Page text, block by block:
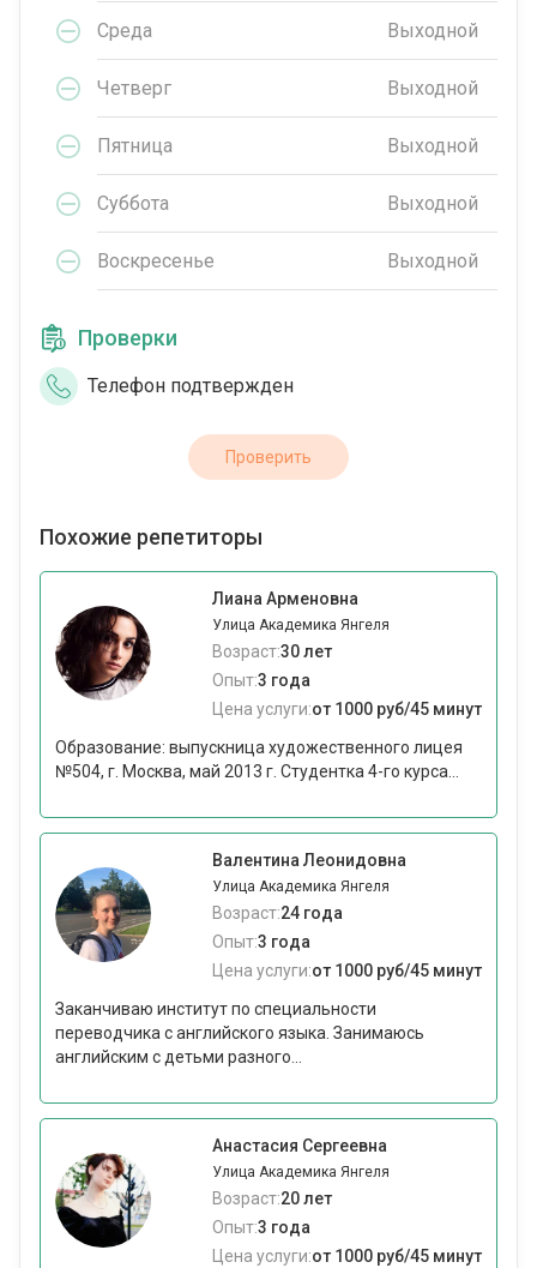
Среда Выходной
Четверг Выходной
Пятница Выходной
Суббота Выходной
Воскресенье Выходной
Проверки
Телефон подтвержден
Проверить
Похожие репетиторы
Лиана Арменовна
Улица Академика Янгеля
Возраст:30 лет
Опыт:3 года
Цена услуги:от 1000 руб/45 минут
Образование: выпускница художественного лицея
№504, г. Москва, май 2013 г. Студентка 4-го курса...
Валентина Леонидовна
Улица Академика Янгеля
Возраст:24 года
Опыт:3 года
Цена услуги:от 1000 руб/45 минут
Заканчиваю институт по специальности
переводчика с английского языка. Занимаюсь
английским с детьми разного...
Анастасия Сергеевна
Улица Академика Янгеля
Возраст:20 лет
Опыт:3 года
Цена услуги:от 1000 руб/45 минут